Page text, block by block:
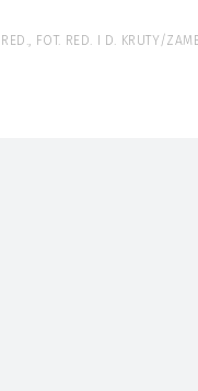
RED., FOT. RED. I D. KRUTY/